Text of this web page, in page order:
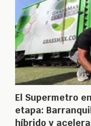
El Supermetro
etapa:
híbrido y